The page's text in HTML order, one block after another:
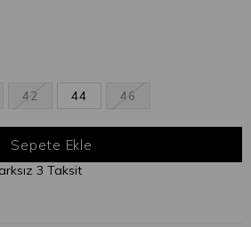
42 44 46
3 Taksit